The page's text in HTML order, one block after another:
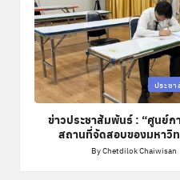
Posted
in
ประช
ข่าวประชาสัมพันธ์ : “ศูนย์
สถานที่จัดสอบของมหาวิ
Posted
ByChetdilok Chaiwisan